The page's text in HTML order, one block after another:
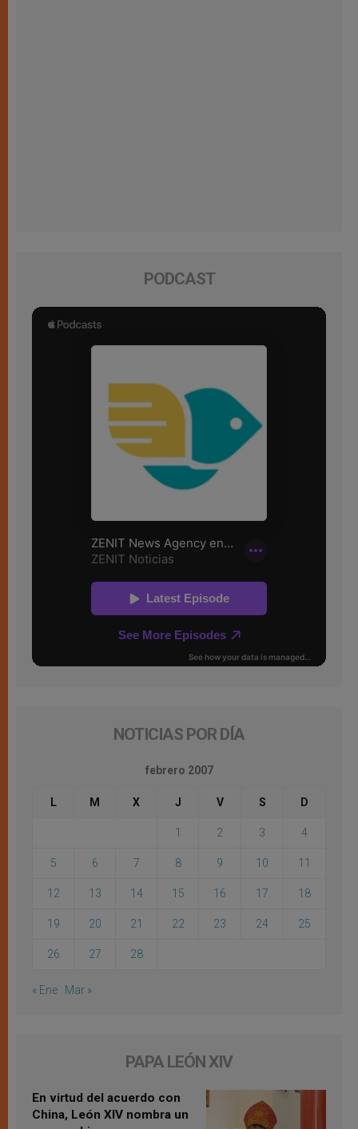
PODCAST
NOTICIAS POR DÍA
febrero 2007
L M X J V S D
1 2 3 4
5 6 7 8 9 10 11
12 13 14 15 16 17 18
19 20 21 22 23 24 25
26 27 28
« Ene Mar »
PAPA LEÓN XIV
En virtud del acuerdo con
China, León XIV nombra un